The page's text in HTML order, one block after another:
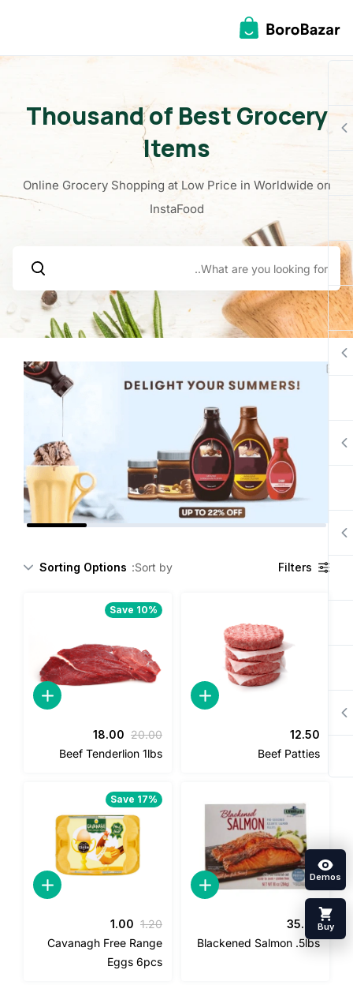
Thousand of Best
Items
Online Grocery Shopping at Low Price in
InstaFood
Filters
Sorting Options
Beef
Save 10%
السعر
الأصلي
18.00السعر
الحالي
Beef Tenderlion 1lbs
Blackened Salmon
Save 17%
السعر
الأصلي
1.20.
1.00السعر
الحالي
هو:
1.00.
Cavanagh Free Range
Eggs 6pcs